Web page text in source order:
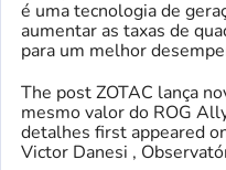
é uma tecnologia de
aumentar as taxas de
para um melhor
The post ZOTAC lança
mesmo valor do ROG
detalhes first appeared
Victor Danesi ,